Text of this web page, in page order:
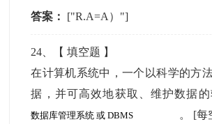
答案： ["R.A=A）"]
24 、【填空题 】
在计算机系统中，一个以科学的方
据，并可高效地获取、维护数据
。 [每